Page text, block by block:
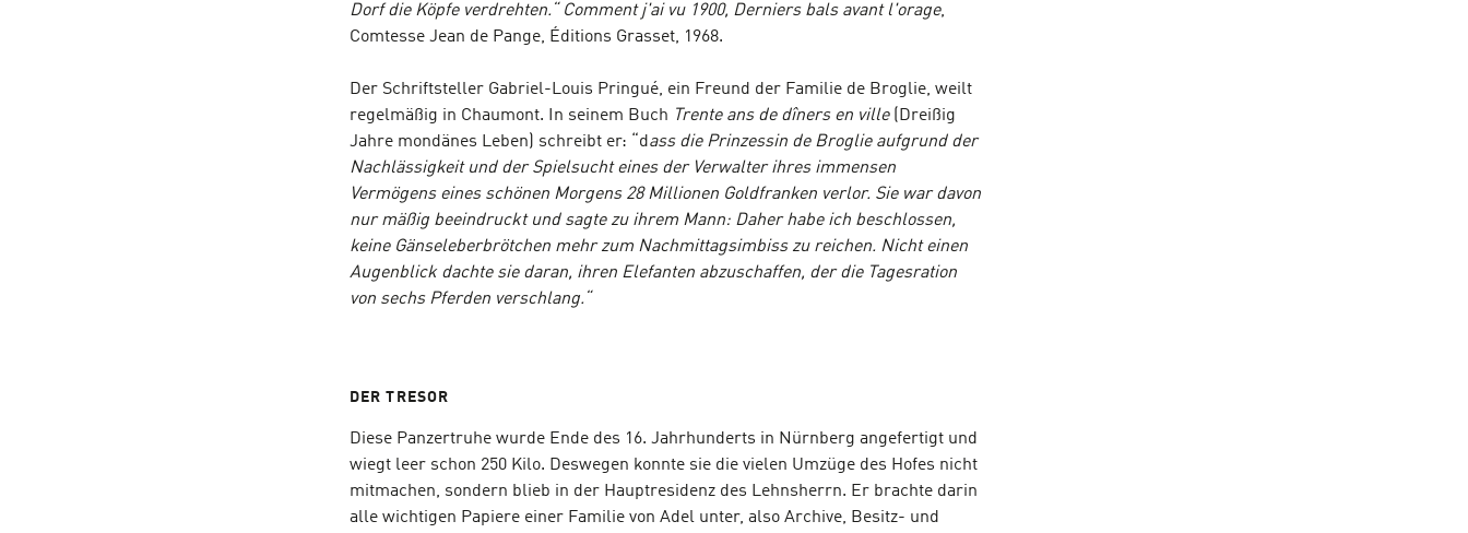
Dorf die Köpfe verdrehten.“
Comment j'ai vu 1900, Derniers bals avant l'orage,
Comtesse Jean de Pange, Éditions Grasset, 1968.
Der Schriftsteller Gabriel-Louis Pringué, ein Freund der Familie de Broglie, weilt
regelmäßig in Chaumont. In seinem Buch Trente ans de dîners en ville(Dreißig
Jahre mondänes Leben) schreibt er: “dass die Prinzessin de Broglie aufgrund der
Nachlässigkeit und der Spielsucht eines der Verwalter ihres immensen
Vermögens eines schönen Morgens 28 Millionen Goldfranken verlor. Sie war davon
nur mäßig beeindruckt und sagte zu ihrem Mann: Daher habe ich beschlossen,
keine Gänseleberbrötchen mehr zum Nachmittagsimbiss zu reichen. Nicht einen
Augenblick dachte sie daran, ihren Elefanten abzuschaffen, der die Tagesration
von sechs Pferden verschlang.“
DER TRESOR
Diese Panzertruhe wurde Ende des 16. Jahrhunderts in Nürnberg angefertigt und
wiegt leer schon 250 Kilo. Deswegen konnte sie die vielen Umzüge des Hofes nicht
mitmachen, sondern blieb in der Hauptresidenz des Lehnsherrn. Er brachte darin
alle wichtigen Papiere einer Familie von Adel unter, also Archive, Besitz- und